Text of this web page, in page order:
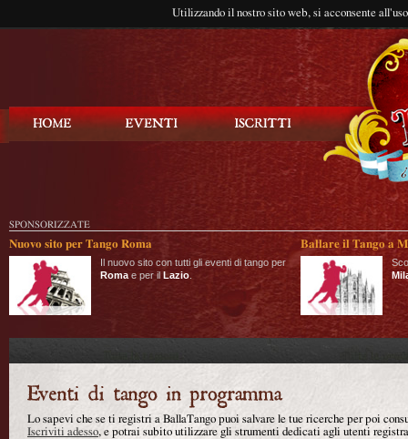
Utilizzando il nostro sito web, si acconsente
SPONSORIZZATE
Nuovo sito per Tango Roma
Il nuovo sito con tutti gli eventi di tango per
Roma e per il Lazio
Ballare il Tango a
Lo sapevi che se ti registri a BallaTango puoi salvare le tue ricerche per poi
Iscriviti adesso, e potrai subito utilizzare gli strumenti dedicati agli utenti